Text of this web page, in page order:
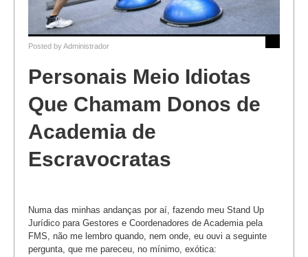
Posted byAdministrador
Personais Meio Idiotas
Que Chamam Donos de
Academia de
Escravocratas
Numa das minhas andanças por aí, fazendo meu Stand Up
Jurídico para Gestores e Coordenadores de Academia pela
FMS, não me lembro quando, nem onde, eu ouvi a seguinte
pergunta, que me pareceu, no mínimo, exótica: